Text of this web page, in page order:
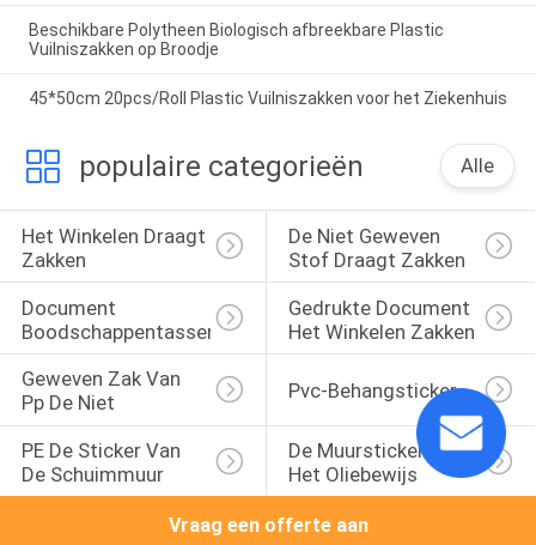
Beschikbare Polytheen Biologisch afbreekbare Plastic
Vuilniszakken op Broodje
45*50cm 20pcs/Roll Plastic Vuilniszakken voor het Ziekenhuis
populaire categorieën Alle
Het Winkelen Draagt
Zakken
De Niet Geweven
Stof Draagt Zakken
Document
Boodschappentassen
Gedrukte Document
Het Winkelen Zakken
Geweven Zak Van
Pp De Niet
Pvc-Behangsticker
PE De Sticker Van
De Schuimmuur
De Muursticker Van
Het Oliebewijs
Vraag een offerte aan